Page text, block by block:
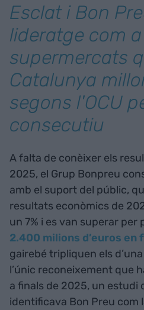
Esclat i Bon
lideratge com a
supermercats
Catalunya
segons l'OCU
consecutiu
A falta de conèixer els
2025, el Grup Bonpreu
amb el suport del públic,
resultats econòmics de
un 7% i es van superar per
2.400 milions d’euros en
gairebé tripliquen els
l’únic reconeixement que
a finals de 2025, un estudi
identificava Bon Preu com